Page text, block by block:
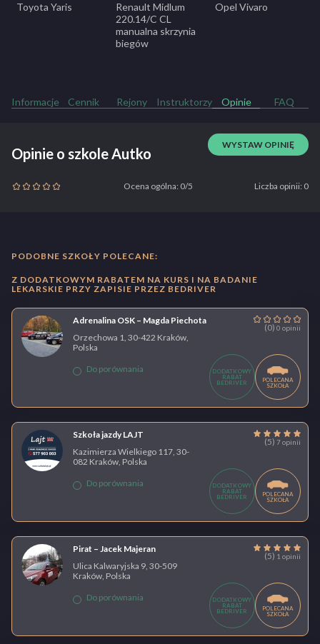
Toyota Yaris
Renault Midlum
220.14/C CL
manualna skrzynia
biegów
Opel Vivaro
Informacje Cennik Rejony Instruktorzy Opinie FAQ
Opinie o szkole Autko
WYSTAW OPINIĘ
Ocena ogólna: 0/5 Liczba opinii: 0
PODOBNE SZKOŁY POLECANE:
Z DODATKOWYM RABATEM NA KURS I NA BADANIE
LEKARSKIE PRZY ZAPISIE PRZEZ BEDRIVER
Adrenalina OSK – Magda Piechota
(0) 0 opinii
Orzechowa 1, 30-422 Kraków,
Polska
Do porównania
DODATKOWY
RABAT
BEDRIVER
POLECANA
SZKOŁA
Szkoła jazdy LAJT
(5) 7 opinii
Kazimierza Wielkiego 117, 30-
082 Kraków, Polska
Do porównania
DODATKOWY
RABAT
BEDRIVER
POLECANA
SZKOŁA
Pirat – Jacek Majeran
(5) 1 opinii
Ulica Kalwaryjska 9, 30-509
Kraków, Polska
Do porównania
DODATKOWY
RABAT
BEDRIVER
POLECANA
SZKOŁA